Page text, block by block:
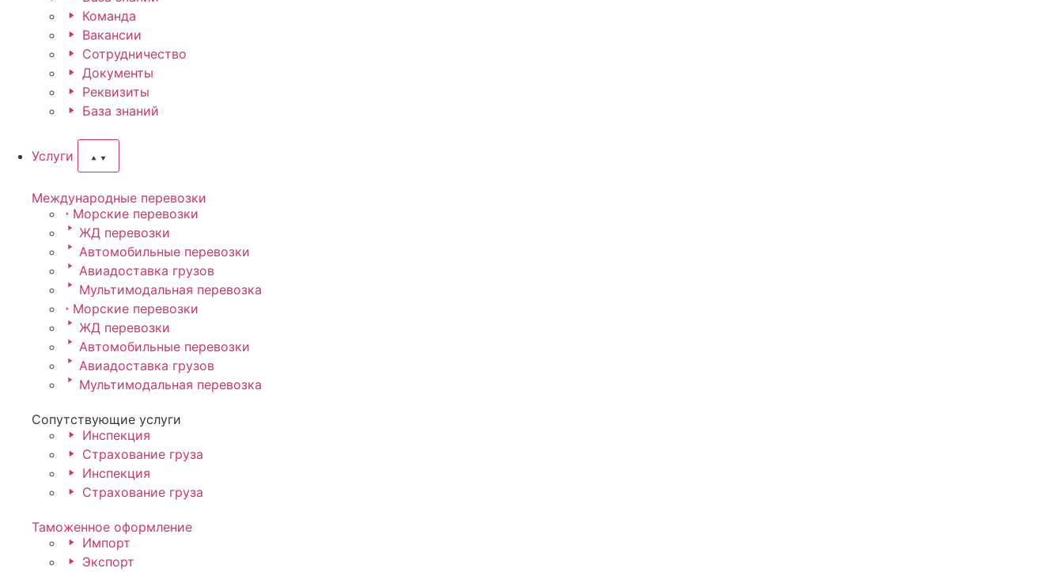
Команда
Вакансии
Сотрудничество
Документы
Реквизиты
База знаний
Услуги
Международные перевозки
Морские перевозки
ЖД перевозки
Автомобильные перевозки
Авиадоставка грузов
Мультимодальная перевозка
Морские перевозки
ЖД перевозки
Автомобильные перевозки
Авиадоставка грузов
Мультимодальная перевозка
Сопутствующие услуги
Инспекция
Страхование груза
Инспекция
Страхование груза
Таможенное оформление
Импорт
Экспорт